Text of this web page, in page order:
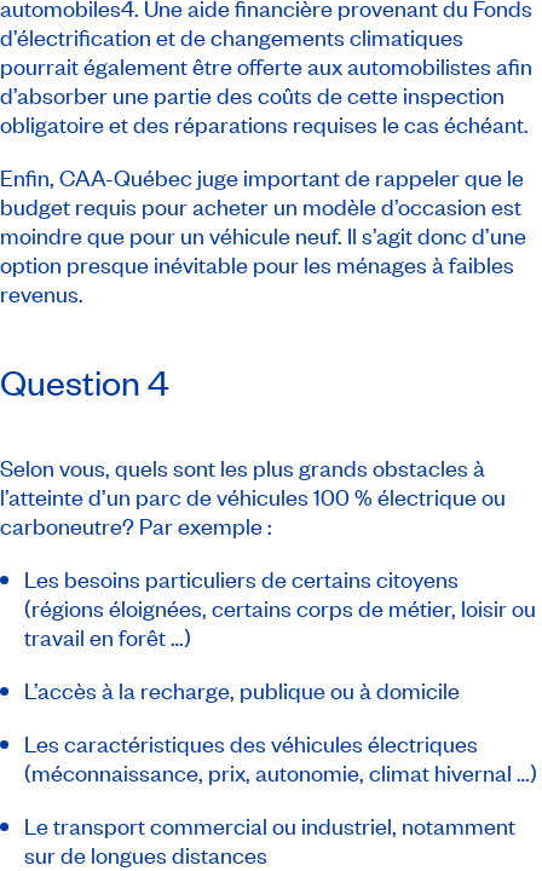
automobiles4. Une aide financière provenant du Fonds
d’électrification et de changements climatiques
pourrait également être offerte aux automobilistes afin
d’absorber une partie des coûts de cette inspection
obligatoire et des réparations requises le cas échéant.
Enfin, CAA-Québec juge important de rappeler que le
budget requis pour acheter un modèle d’occasion est
moindre que pour un véhicule neuf. Il s’agit donc d’une
option presque inévitable pour les ménages à faibles
revenus.
Question 4
Selon vous, quels sont les plus grands obstacles à
l’atteinte d’un parc de véhicules 100 % électrique ou
carboneutre? Par exemple :
Les besoins particuliers de certains citoyens
(régions éloignées, certains corps de métier, loisir ou
travail en forêt …)
L’accès à la recharge, publique ou à domicile
Les caractéristiques des véhicules électriques
(méconnaissance, prix, autonomie, climat hivernal …)
Le transport commercial ou industriel, notamment
sur de longues distances